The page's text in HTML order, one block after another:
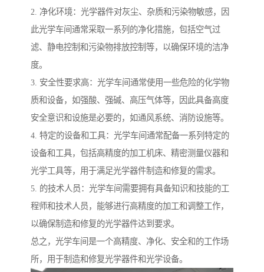
2. 净化环境：光学器件对灰尘、杂质和污染物敏感，因
此光学车间通常采取一系列的净化措施，包括空气过
滤、静电控制和污染物排放控制等，以确保环境的洁净
度。
3. 安全性要求高：光学车间通常使用一些危险的化学物
质和设备，如强酸、强碱、高压气体等，因此具备高度
安全意识和设施是必要的，如通风系统、消防设施等。
4. 特定的设备和工具：光学车间通常配备一系列特定的
设备和工具，包括高精度的加工机床、精密测量仪器和
光学工具等，用于满足光学器件制造和修复的需求。
5. 的技术人员：光学车间需要拥有具备知识和技能的工
程师和技术人员，能够进行高精度的加工和调整工作，
以确保制造和修复的光学器件达到要求。
总之，光学车间是一个高精度、净化、安全和的工作场
所，用于制造和修复光学器件和光学设备。